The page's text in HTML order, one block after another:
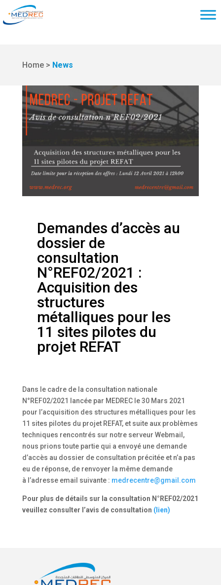
Home > News
Demandes d’accès au
dossier de
consultation
N°REF02/2021 :
Acquisition des
structures
métalliques pour les
11 sites pilotes du
projet REFAT
Dans le cadre de la consultation nationale
N°REF02/2021 lancée par MEDREC le 30 Mars 2021
pour l’acquisition des structures métalliques pour les
11 sites pilotes du projet REFAT, et suite aux problèmes
techniques rencontrés sur notre serveur Webmail,
nous prions toute partie qui a envoyé une demande
d’accès au dossier de consultation précitée et n’a pas
eu de réponse, de renvoyer la même demande
à l’adresse email suivante : medrecentre@gmail.com
Pour plus de détails sur la consultation N°REF02/2021
veuillez consulter l’avis de consultation (lien)